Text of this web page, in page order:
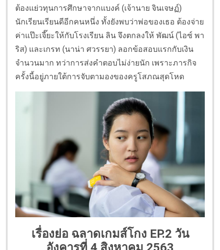
ต้องแย่วทุนการศึกษาจากแบงค์ (เจ้านาย จินเจษฏ์)
นักเรียนเรียนดีอีกคนหนึ่ง ทั้งยังพบว่าพ่อของเธอ ต้องจ่าย
ค่าแป๊ะเจี๊ยะให้กับโรงเรียน ลิน จึงตกลงให้ พัฒน์ (ไอซ์ พา
ริส) และเกรท (นาน่า ศวรรยา) ลอกข้อสอบแรกกับเงิน
จำนวนมาก ทว่าการส่งคำตอบไม่ง่ายนัก เพราะภารกิจ
ครั้งนี้อยู่ภายใต้การจับตามองของครูโสภณสุดโหด
เรื่องย่อ ฉลาดเกมส์โกง EP.2 วัน